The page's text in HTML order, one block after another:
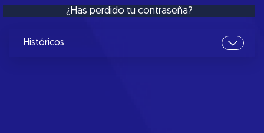
¿Has perdido tu contraseña?
Históricos